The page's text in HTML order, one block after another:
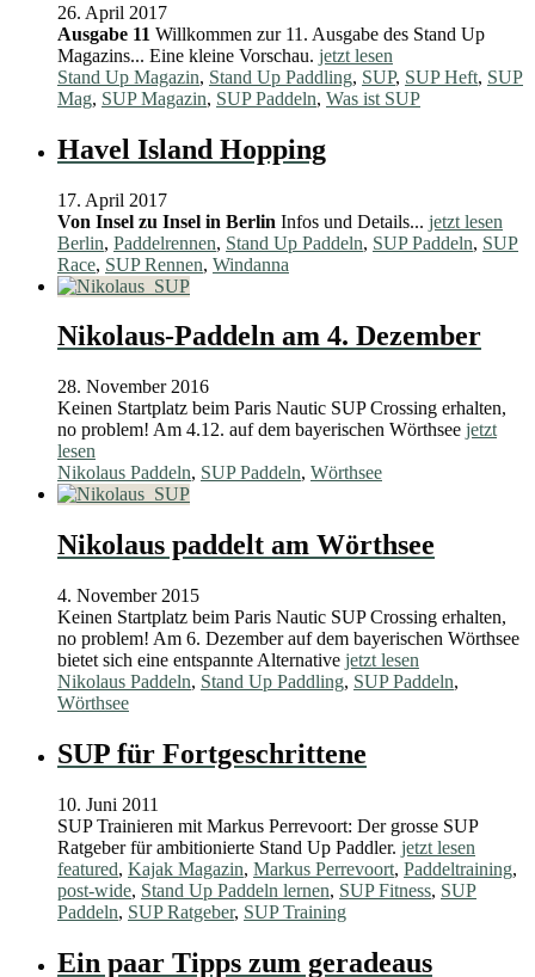
26. April 2017
Ausgabe 11 Willkommen zur 11. Ausgabe des Stand Up
Magazins... Eine kleine Vorschau. jetzt lesen
Stand Up Magazin, Stand Up Paddling, SUP, SUP Heft, SUP
Mag, SUP Magazin, SUP Paddeln, Was ist SUP
Havel Island Hopping
17. April 2017
Von Insel zu Insel in Berlin Infos und Details... jetzt lesen
Berlin, Paddelrennen, Stand Up Paddeln, SUP Paddeln, SUP
Race, SUP Rennen, Windanna
Nikolaus-Paddeln am 4. Dezember
28. November 2016
Keinen Startplatz beim Paris Nautic SUP Crossing erhalten,
no problem! Am 4.12. auf dem bayerischen Wörthsee jetzt
lesen
Nikolaus Paddeln, SUP Paddeln, Wörthsee
Nikolaus paddelt am Wörthsee
4. November 2015
Keinen Startplatz beim Paris Nautic SUP Crossing erhalten,
no problem! Am 6. Dezember auf dem bayerischen Wörthsee
bietet sich eine entspannte Alternative jetzt lesen
Nikolaus Paddeln, Stand Up Paddling, SUP Paddeln,
Wörthsee
SUP für Fortgeschrittene
10. Juni 2011
SUP Trainieren mit Markus Perrevoort: Der grosse SUP
Ratgeber für ambitionierte Stand Up Paddler. jetzt lesen
featured, Kajak Magazin, Markus Perrevoort, Paddeltraining,
post-wide, Stand Up Paddeln lernen, SUP Fitness, SUP
Paddeln, SUP Ratgeber, SUP Training
Ein paar Tipps zum geradeaus